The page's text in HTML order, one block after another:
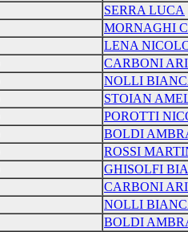
SERRA LUCA
MORNAGHI
LENA
CARBONI
NOLLI
STOIAN
POROTTI
BOLDI
ROSSI
GHISOLFI
CARBONI
NOLLI
BOLDI